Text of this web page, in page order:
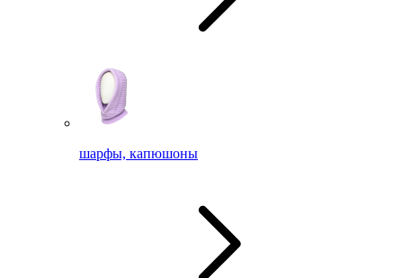
шарфы, капюшоны